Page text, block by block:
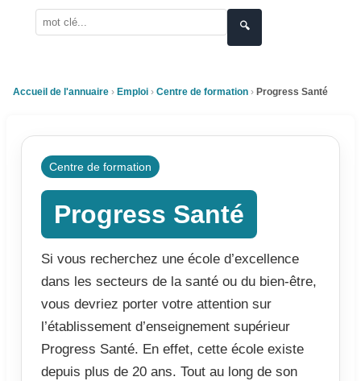
🔍
Accueil de l'annuaire Emploi Centre de formation Progress Santé
Centre de formation
Progress Santé
Si vous recherchez une école d’excellence
dans les secteurs de la santé ou du bien-être,
vous devriez porter votre attention sur
l’établissement d’enseignement supérieur
Progress Santé. En effet, cette école existe
depuis plus de 20 ans. Tout au long de son